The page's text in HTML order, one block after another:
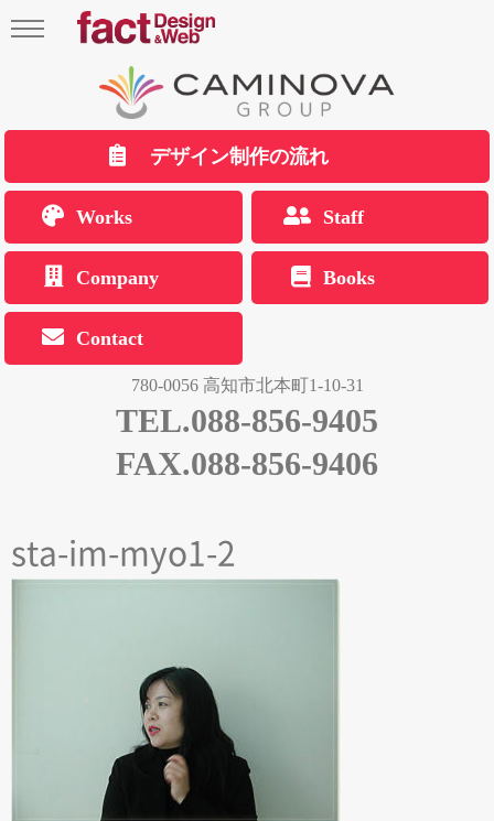
デザイン制作の流れ
Works Staff
Company Books
Contact
780-0056 高知市北本町1-10-31
TEL.088-856-9405
FAX.088-856-9406
sta-im-myo1-2